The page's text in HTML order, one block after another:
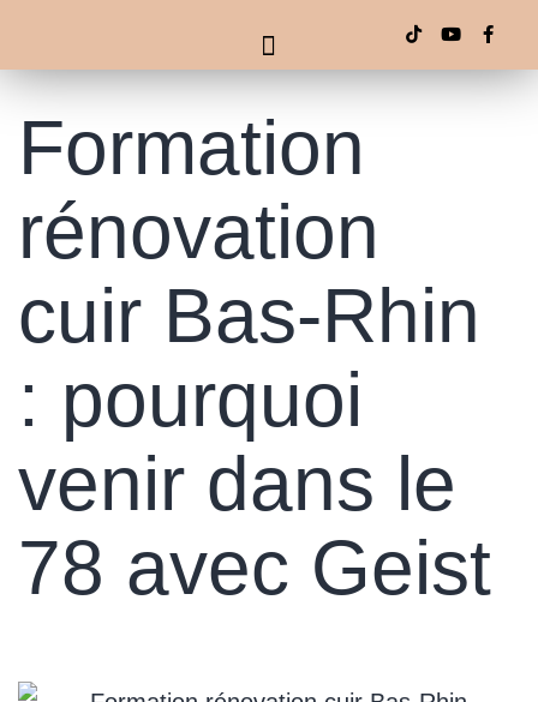
Formation
rénovation
cuir Bas-Rhin
: pourquoi
venir dans le
78 avec Geist